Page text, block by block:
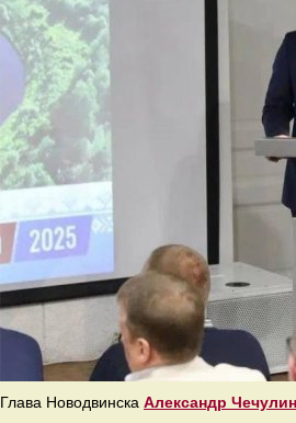
Глава Новодвинска Александр Чечулин